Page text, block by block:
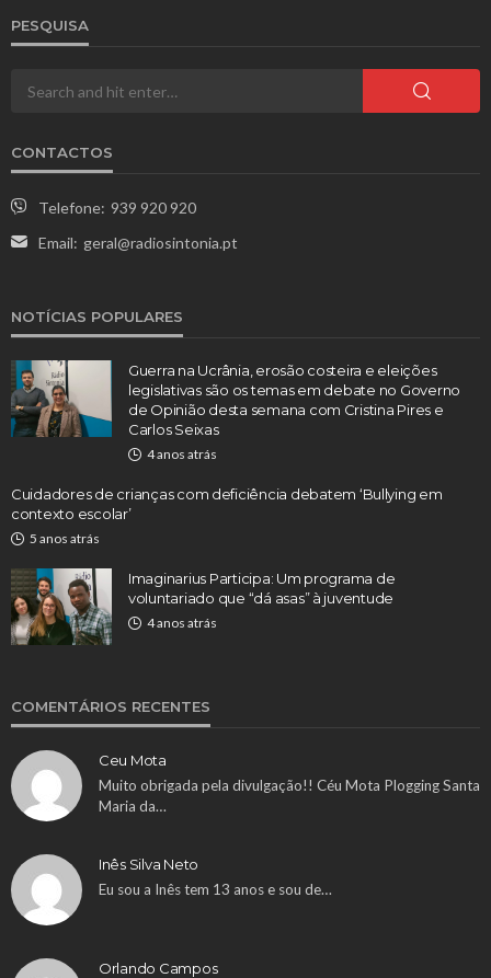
PESQUISA
CONTACTOS
Telefone: 939 920 920
Email: geral@radiosintonia.pt
NOTÍCIAS POPULARES
Guerra na Ucrânia, erosão costeira e eleições
legislativas são os temas em debate no Governo
de Opinião desta semana com Cristina Pires e
Carlos Seixas
4 anos atrás
Cuidadores de crianças com deficiência debatem ‘Bullying em
contexto escolar’
5 anos atrás
Imaginarius Participa: Um programa de
voluntariado que “dá asas” à juventude
4 anos atrás
COMENTÁRIOS RECENTES
Ceu Mota
Muito obrigada pela divulgação!! Céu Mota Plogging Santa
Maria da…
Inês Silva Neto
Eu sou a Inês tem 13 anos e sou de…
Orlando Campos